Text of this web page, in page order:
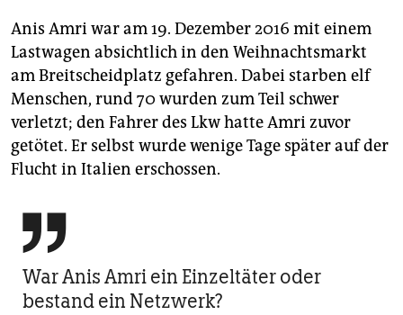
Anis Amri war am 19. Dezember 2016 mit einem
Lastwagen absichtlich in den Weihnachtsmarkt
am Breitscheidplatz gefahren. Dabei starben elf
Menschen, rund 70 wurden zum Teil schwer
verletzt; den Fahrer des Lkw hatte Amri zuvor
getötet. Er selbst wurde wenige Tage später auf der
Flucht in Italien erschossen.

War Anis Amri ein Einzeltäter oder
bestand ein Netzwerk?